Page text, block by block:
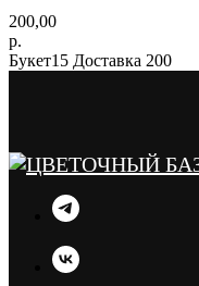
200,00
р.
Букет15 Доставка 200